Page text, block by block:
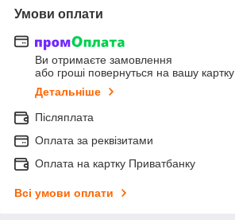
Умови оплати
Ви отримаєте замовлення
або гроші повернуться на вашу картку
Детальніше
Післяплата
Оплата за реквізитами
Оплата на картку Приватбанку
Всі умови оплати